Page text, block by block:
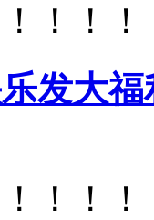
！！！
发大
！！！